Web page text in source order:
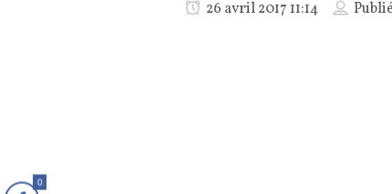
26 avril 2017 11:14
0